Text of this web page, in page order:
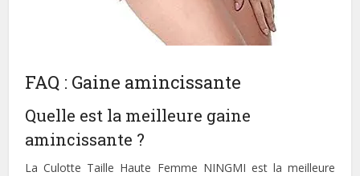
FAQ : Gaine amincissante
Quelle est la meilleure gaine
amincissante ?
La Culotte Taille Haute Femme NINGMI est la meilleure